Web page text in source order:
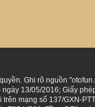
Ghi rõ nguồn
13/05/2016; Giấy
mạng số 137/GXN-